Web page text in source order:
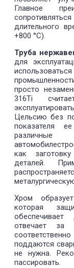
Главное
длительного
+800 °С).
Труба
для
просто
316Ti
Цельсию без
показателя
различные
как
деталей.
Хром
которая
отвечает за
поддаются
не нужна.
пассировать.